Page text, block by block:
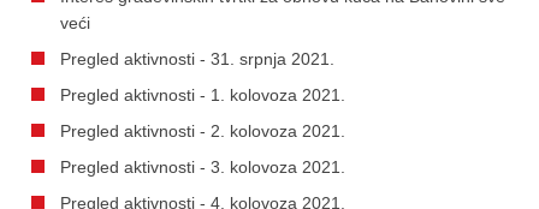
veći
Pregled aktivnosti - 31. srpnja 2021.
Pregled aktivnosti - 1. kolovoza 2021.
Pregled aktivnosti - 2. kolovoza 2021.
Pregled aktivnosti - 3. kolovoza 2021.
Pregled aktivnosti - 4. kolovoza 2021.